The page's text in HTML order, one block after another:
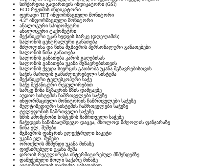
სიჩქარეთა გადართვის ინდიკატორი (GSI)
ECO რეჟიმის ინდიკატორი
ფერადი TFT ინფორმაციული მონიტორი
4.2" ინფორმაციული მონიტორი
ანალოგური სპიდომეტრი
ანალოგური ტაქომეტრი
მექანიკური უკან ხედვის სარკე (დღე/ღამის)
სალონის ცენტრალური განათება
მძღოლისა და წინა მგზავრის პერსონალური განათებები
სალონის წინა განათება
სალონის განათება კარის გაღებისას
სალონის განათება უკანა მგზავრებისთვის
სალონის ქვედა სივრცის გათბობა უკანა მგზავრებისთვის
საჭის მართვის გამაძლიერებელი სისტემა
მექანიკური ტელესკოპური საჭე
საჭე მექანიკური რეგულირებით
სარკე წინა მგზავრის მზის დამცავზე
აუდიო სისტემის ჩამრთველები საჭეზე
ინფორმაციული მონიტორის ჩამრთველები საჭეზე
მულტიმედიური სისტემის ჩამრთველები საჭეზე
ტელეფონის ჩამრთველი საჭეზე
ხმის ამომცნობი სისტემის ჩამრთველი საჭეზე
ჩაჭედვის საწინააღმდეგო დაცვა, მხოლოდ მძღოლის ფანჯარაზე
წინა ელ. შუშები
მგზავრის ფანჯრის ელექტრული საკეტი
უკანა ელ. შუშები
ორთქლის მწმენდი უკანა მინაზე
ფიქსირებული უკანა შუშა
დროის რეგულირება ინტერმიტირებულ მწმენდებზე
დამუქებული ზოლი საქარე მინაზე